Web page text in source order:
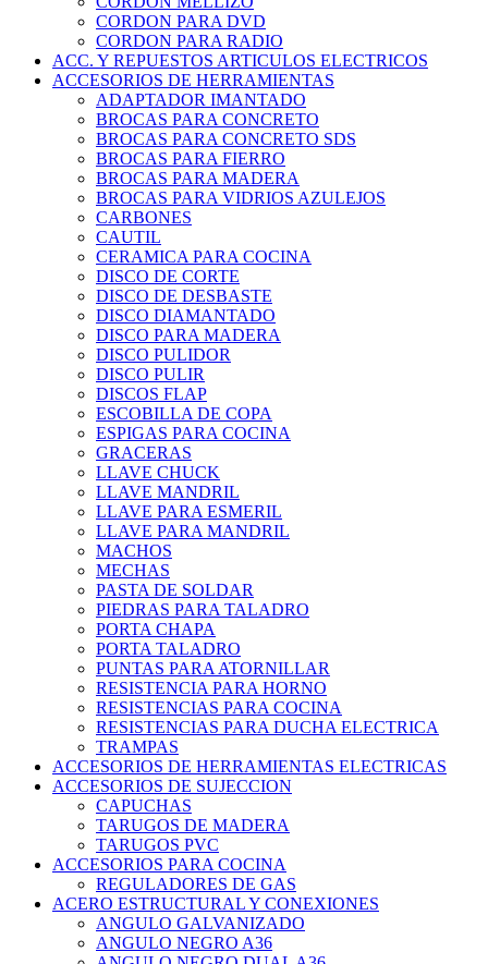
CORDON PARA DVD
CORDON PARA RADIO
ACC. Y REPUESTOS ARTICULOS ELECTRICOS
ACCESORIOS DE HERRAMIENTAS
ADAPTADOR IMANTADO
BROCAS PARA CONCRETO
BROCAS PARA CONCRETO SDS
BROCAS PARA FIERRO
BROCAS PARA MADERA
BROCAS PARA VIDRIOS AZULEJOS
CARBONES
CAUTIL
CERAMICA PARA COCINA
DISCO DE CORTE
DISCO DE DESBASTE
DISCO DIAMANTADO
DISCO PARA MADERA
DISCO PULIDOR
DISCO PULIR
DISCOS FLAP
ESCOBILLA DE COPA
ESPIGAS PARA COCINA
GRACERAS
LLAVE CHUCK
LLAVE MANDRIL
LLAVE PARA ESMERIL
LLAVE PARA MANDRIL
MACHOS
MECHAS
PASTA DE SOLDAR
PIEDRAS PARA TALADRO
PORTA CHAPA
PORTA TALADRO
PUNTAS PARA ATORNILLAR
RESISTENCIA PARA HORNO
RESISTENCIAS PARA COCINA
RESISTENCIAS PARA DUCHA ELECTRICA
TRAMPAS
ACCESORIOS DE HERRAMIENTAS ELECTRICAS
ACCESORIOS DE SUJECCION
CAPUCHAS
TARUGOS DE MADERA
TARUGOS PVC
ACCESORIOS PARA COCINA
REGULADORES DE GAS
ACERO ESTRUCTURAL Y CONEXIONES
ANGULO GALVANIZADO
ANGULO NEGRO A36